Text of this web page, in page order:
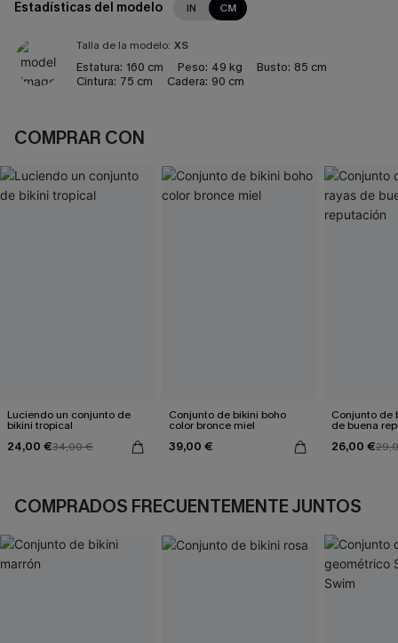
Estadísticas del modelo IN CM
Talla de la modelo: XS
Estatura: 160 cm Peso: 49 kg Busto: 85 cm
Cintura: 75 cm Cadera: 90 cm
COMPRAR CON
Luciendo un conjunto de
bikini tropical
24,00 €34,00 €
Conjunto de bikini boho
color bronce miel
39,00 €
Conjunto de
de buena
26,00 €
COMPRADOS FRECUENTEMENTE JUNTOS